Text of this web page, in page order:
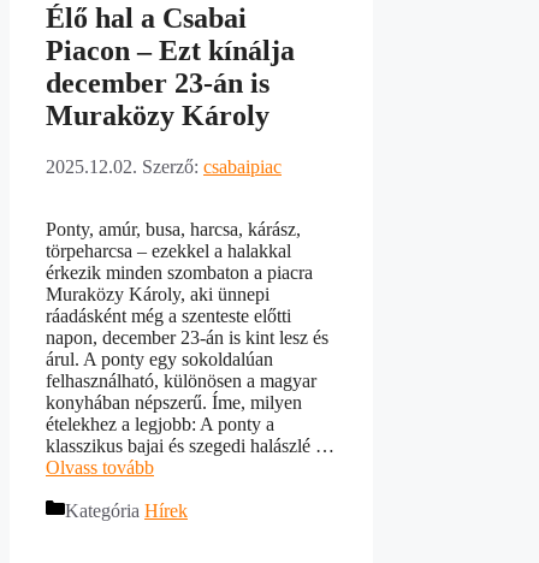
Élő hal a Csabai
Piacon – Ezt kínálja
december 23-án is
Muraközy Károly
2025.12.02. Szerző: csabaipiac
Ponty, amúr, busa, harcsa, kárász,
törpeharcsa – ezekkel a halakkal
érkezik minden szombaton a piacra
Muraközy Károly, aki ünnepi
ráadásként még a szenteste előtti
napon, december 23-án is kint lesz és
árul. A ponty egy sokoldalúan
felhasználható, különösen a magyar
konyhában népszerű. Íme, milyen
ételekhez a legjobb: A ponty a
klasszikus bajai és szegedi halászlé …
Olvass tovább
Kategória Hírek